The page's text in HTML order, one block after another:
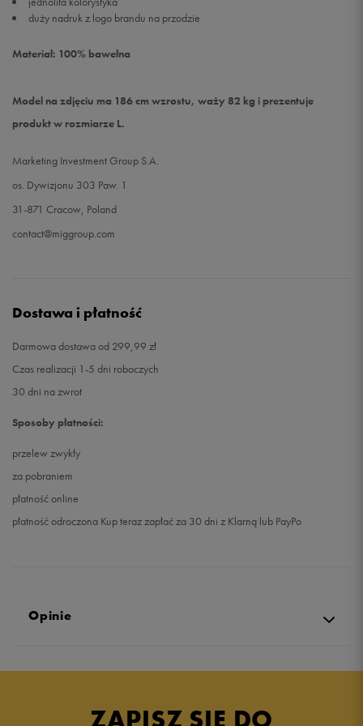
duży nadruk z logo brandu na przodzie
Materiał: 100% bawełna
Model na zdjęciu ma 186 cm wzrostu, waży 82 kg i prezentuje
produkt w rozmiarze L.
Marketing Investment Group S.A.
os. Dywizjonu 303 Paw. 1
31-871 Cracow, Poland
contact@miggroup.com
Dostawa i płatność
Darmowa dostawa od 299,99 zł
Czas realizacji 1-5 dni roboczych
30 dni na zwrot
Sposoby płatności:
przelew zwykły
za pobraniem
płatność online
płatność odroczona Kup teraz zapłać za 30 dni z Klarną lub PayPo
Opinie
5.0